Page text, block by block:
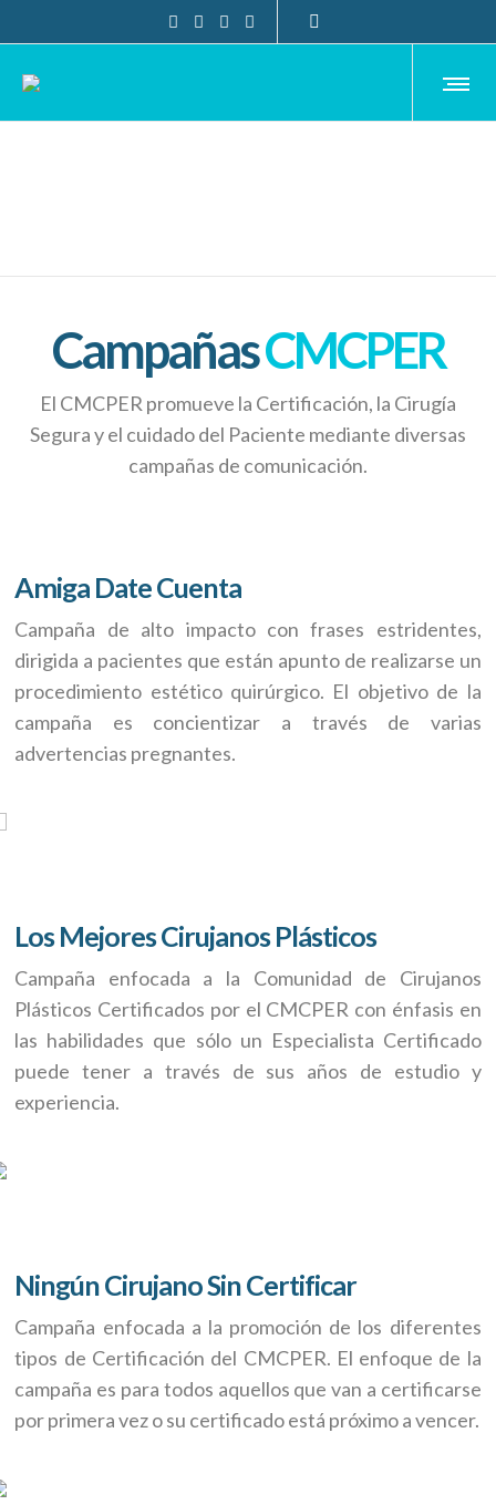
CampañasCMCPER
El CMCPER promueve la Certificación, la Cirugía
Segura y el cuidado del Paciente mediante diversas
campañas de comunicación.
Amiga Date Cuenta
Campaña de alto impacto con frases estridentes,
dirigida a pacientes que están apunto de realizarse un
procedimiento estético quirúrgico. El objetivo de la
campaña es concientizar a través de varias
advertencias pregnantes.
Los Mejores Cirujanos Plásticos
Campaña enfocada a la Comunidad de Cirujanos
Plásticos Certificados por el CMCPER con énfasis en
las habilidades que sólo un Especialista Certificado
puede tener a través de sus años de estudio y
experiencia.
Ningún Cirujano Sin Certificar
Campaña enfocada a la promoción de los diferentes
tipos de Certificación del CMCPER. El enfoque de la
campaña es para todos aquellos que van a certificarse
por primera vez o su certificado está próximo a vencer.